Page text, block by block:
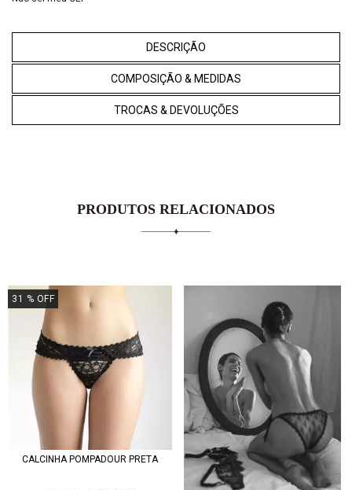
DESCRIÇÃO
COMPOSIÇÃO & MEDIDAS
TROCAS & DEVOLUÇÕES
PRODUTOS RELACIONADOS
31 % OFF
CALCINHA POMPADOUR PRETA